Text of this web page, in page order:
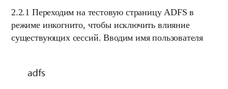
2.2.1 Переходим на тестовую страницу ADFS в
режиме инкогнито, чтобы исключить влияние
существующих сессий. Вводим имя пользователя